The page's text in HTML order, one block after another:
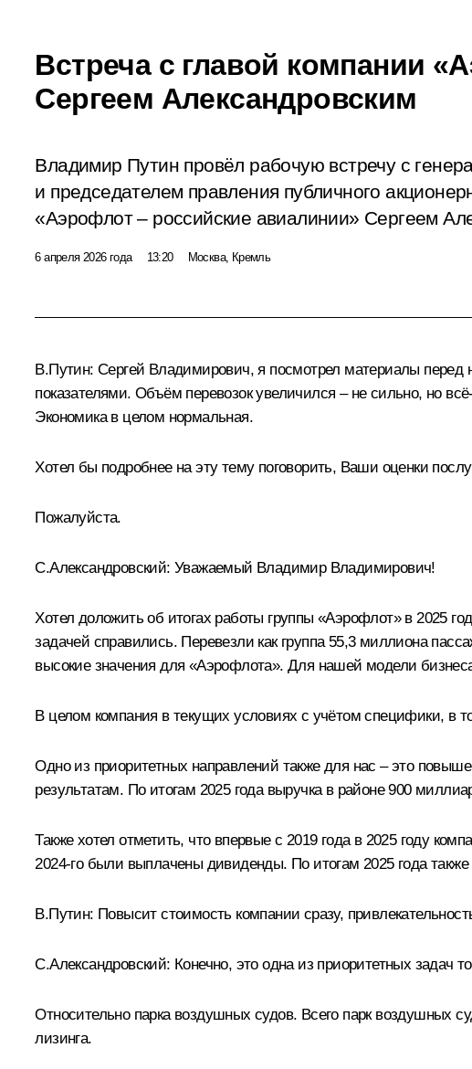
Встреча с главой компании
Сергеем Александровским
Владимир Путин провёл рабочую встречу с
и председателем правления публичного
«Аэрофлот – российские авиалинии» Сергеем
6 апреля 2026 года 13:20 Москва, Кремль
В.Путин: Сергей Владимирович, я посмотрел материалы
показателями. Объём перевозок увеличился – не сильно, но
Экономика в целом нормальная.
Хотел бы подробнее на эту тему поговорить, Ваши оценки
Пожалуйста.
С.Александровский:Уважаемый Владимир Владимирович!
Хотел доложить об итогах работы группы «Аэрофлот» в 2025
задачей справились. Перевезли как группа 55,3 миллиона
высокие значения для «Аэрофлота». Для нашей модели
В целом компания в текущих условиях с учётом специфики, в
Одно из приоритетных направлений также для нас – это
результатам. По итогам 2025 года выручка в районе 900
Также хотел отметить, что впервые с 2019 года в 2025 году
2024-го были выплачены дивиденды. По итогам 2025 года
В.Путин: Повысит стоимость компании сразу,
С.Александровский: Конечно, это одна из приоритетных задач
Относительно парка воздушных судов. Всего парк воздушных
лизинга.